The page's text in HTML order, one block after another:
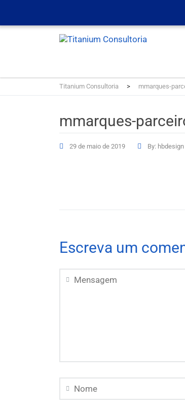
Titanium Consultoria > mmarques-
mmarques-
29 de maio de 2019 By: hbdesign
Escreva um